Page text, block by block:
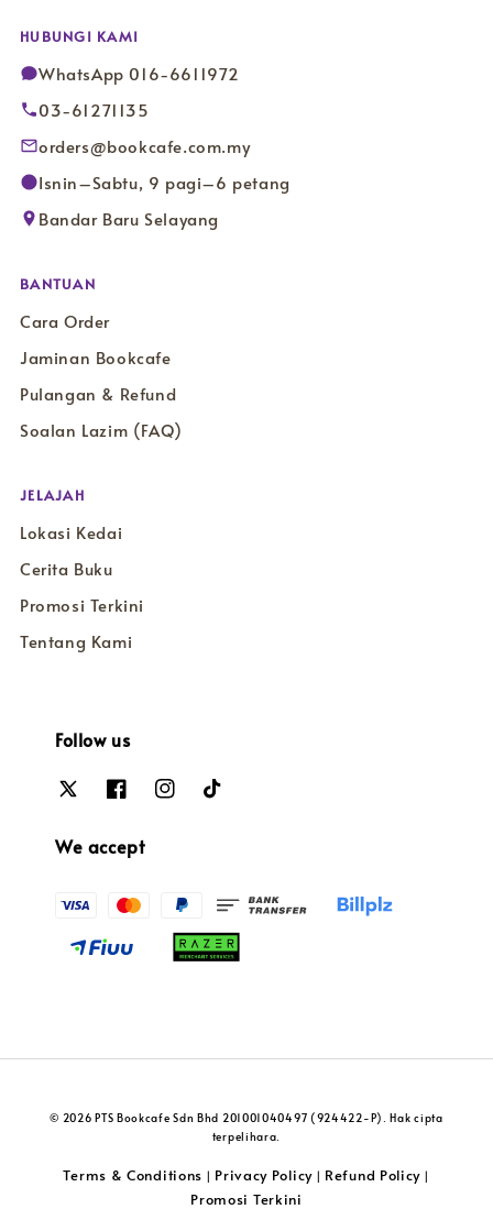
HUBUNGI KAMI
WhatsApp 016-6611972
03-61271135
orders@bookcafe.com.my
Isnin–Sabtu, 9 pagi–6 petang
Bandar Baru Selayang
BANTUAN
Cara Order
Jaminan Bookcafe
Pulangan & Refund
Soalan Lazim (FAQ)
JELAJAH
Lokasi Kedai
Cerita Buku
Promosi Terkini
Tentang Kami
Follow us
We accept
© 2026 PTS Bookcafe Sdn Bhd 201001040497 (924422-P). Hak cipta
terpelihara.
Terms & Conditions | Privacy Policy| Refund Policy |
Promosi Terkini